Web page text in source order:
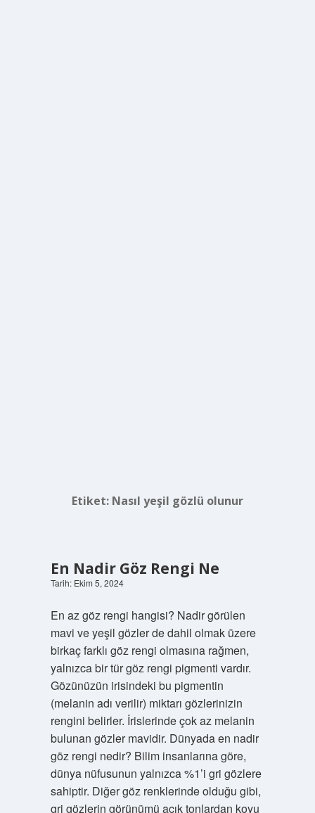
Etiket: Nasıl yeşil gözlü olunur
En Nadir Göz Rengi Ne
Tarih: Ekim 5, 2024
En az göz rengi hangisi? Nadir görülen
mavi ve yeşil gözler de dahil olmak üzere
birkaç farklı göz rengi olmasına rağmen,
yalnızca bir tür göz rengi pigmenti vardır.
Gözünüzün irisindeki bu pigmentin
(melanin adı verilir) miktarı gözlerinizin
rengini belirler. İrislerinde çok az melanin
bulunan gözler mavidir. Dünyada en nadir
göz rengi nedir? Bilim insanlarına göre,
dünya nüfusunun yalnızca %1’i gri gözlere
sahiptir. Diğer göz renklerinde olduğu gibi,
gri gözlerin görünümü açık tonlardan koyu